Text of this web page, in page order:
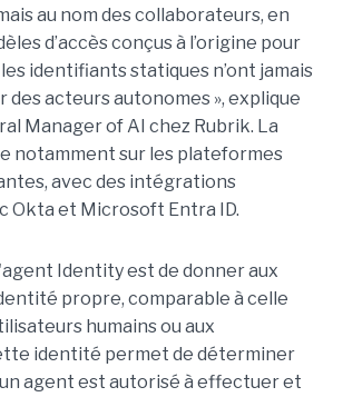
au nom des collaborateurs, en
d’accès conçus à l’origine pour
les identifiants statiques n’ont jamais
des acteurs autonomes », explique
Manager of AI chez Rubrik. La
notamment sur les plateformes
avec des intégrations
Okta et Microsoft Entra ID.
Identity est de donner aux
propre, comparable à celle
humains ou aux
identité permet de déterminer
agent est autorisé à effectuer et